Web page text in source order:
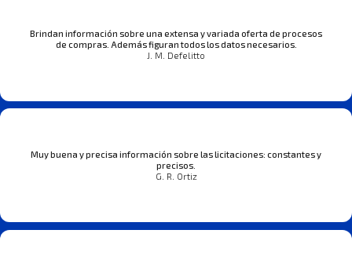
Brindan información sobre una extensa y variada oferta de procesos
de compras. Además figuran todos los datos necesarios.
J. M. Defelitto
Muy buena y precisa información sobre las licitaciones: constantes y
precisos.
G. R. Ortiz